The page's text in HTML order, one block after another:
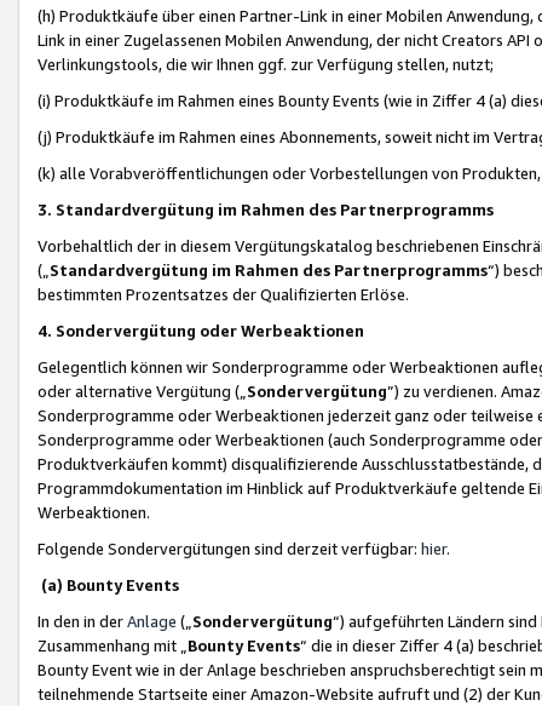
(h) Produktkäufe über einen Partner-Link in einer Mobilen
Link in einer Zugelassenen Mobilen Anwendung, der nicht Creators
Verlinkungstools, die wir Ihnen ggf. zur Verfügung stellen, nutzt;
(i) Produktkäufe im Rahmen eines Bounty Events (wie in Ziffer 4 (a)
(j) Produktkäufe im Rahmen eines Abonnements, soweit nicht im
(k) alle Vorabveröffentlichungen oder Vorbestellungen von
3. Standardvergütung im Rahmen des Partnerprogramms
Vorbehaltlich der in diesem Vergütungskatalog beschriebenen
(„ Standardvergütung im Rahmen des Partnerprogramms“)
bestimmten Prozentsatzes der Qualifizierten Erlöse.
4. Sondervergütung oder Werbeaktionen
Gelegentlich können wir Sonderprogramme oder Werbeaktionen
oder alternative Vergütung („ Sondervergütung”) zu verdienen.
Sonderprogramme oder Werbeaktionen jederzeit ganz oder
Sonderprogramme oder Werbeaktionen (auch Sonderprogramme
Produktverkäufen kommt) disqualifizierende Ausschlusstatbestände,
Programmdokumentation im Hinblick auf Produktverkäufe geltende
Werbeaktionen.
Folgende Sondervergütungen sind derzeit verfügbar: hier.
(a) Bounty Events
In den in derAnlage („ Sondervergütung“) aufgeführten Ländern
Zusammenhang mit „ Bounty Events“ die in dieser Ziffer 4 (a)
Bounty Event wie in der Anlage beschrieben anspruchsberechtigt sein
teilnehmende Startseite einer Amazon-Website aufruft und (2) der